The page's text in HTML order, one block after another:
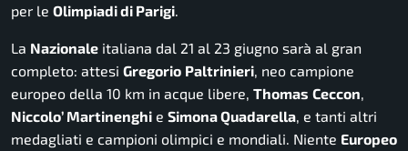
per le Olimpiadi di Parigi
La Nazionale italiana dal 21 al 23 giugno sarà al gran
completo: attesi Gregorio Paltrinieri , neo campione
europeo della 10 km in acque libere, Thomas Ceccon
Niccolo’ Martinenghi e Simona Quadarella , e tanti altri
medagliati e campioni olimpici e mondiali. Niente Europeo